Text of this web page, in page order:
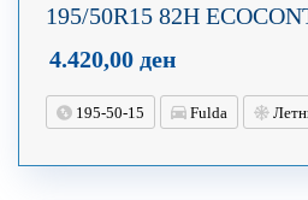
195/50R15 82H
4.420,00 ден
195-50-15 Fulda